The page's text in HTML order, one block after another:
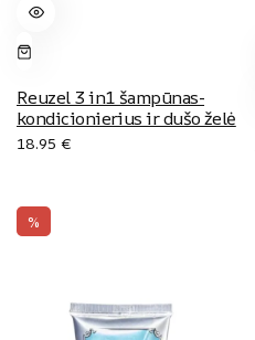
Reuzel 3 in1 šampūnas-
kondicionierius ir dušo želė
18.95 €
%